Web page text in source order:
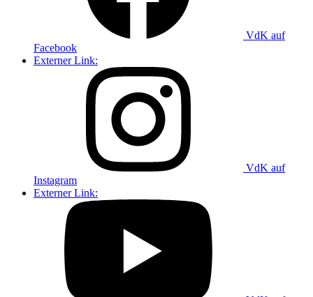
VdK auf
Facebook
Externer Link:
VdK auf
Instagram
Externer Link: